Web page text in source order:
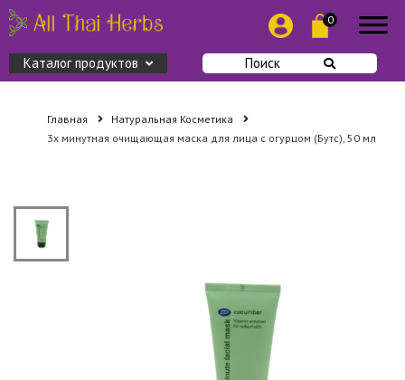
0
Каталог продуктов Поиск
Главная
Натуральная Косметика
3х минутная очищающая маска для лица с огурцом (Бутс), 50 мл